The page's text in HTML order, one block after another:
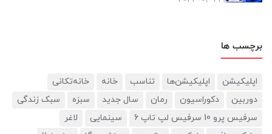
برچسب ها
اپلیکیشن اپلیکیشن‌ها تناسب خانه
خانه‌تکانی
دوربین‌
دکوراسیون رمان سال جدید سبزه
سبک زندگی
سرفیس پرو 10 سرفیس لپ تاپ 6
سینمایی
لاغر